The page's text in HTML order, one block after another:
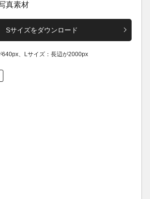
真素材
Sサイズをダウンロード
、Lサイズ：長辺が2000px